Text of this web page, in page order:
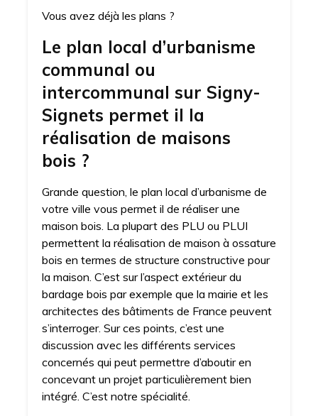
Vous avez déjà les plans ?
Le plan local d’urbanisme
communal ou
intercommunal sur Signy-
Signets permet il la
réalisation de maisons
bois ?
Grande question, le plan local d’urbanisme de
votre ville vous permet il de réaliser une
maison bois. La plupart des PLU ou PLUI
permettent la réalisation de maison à ossature
bois en termes de structure constructive pour
la maison. C’est sur l’aspect extérieur du
bardage bois par exemple que la mairie et les
architectes des bâtiments de France peuvent
s’interroger. Sur ces points, c’est une
discussion avec les différents services
concernés qui peut permettre d’aboutir en
concevant un projet particulièrement bien
intégré. C’est notre spécialité.